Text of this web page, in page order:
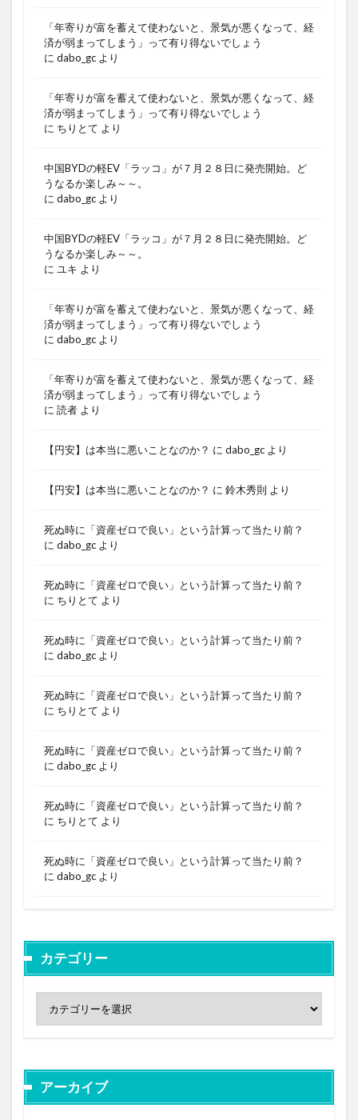
「年寄りが富を蓄えて使わないと、景気が悪くなって、経
済が弱まってしまう」って有り得ないでしょう
に dabo_gc より
「年寄りが富を蓄えて使わないと、景気が悪くなって、経
済が弱まってしまう」って有り得ないでしょう
に ちりとて より
中国BYDの軽EV「ラッコ」が７月２８日に発売開始。ど
うなるか楽しみ～～。
に dabo_gc より
中国BYDの軽EV「ラッコ」が７月２８日に発売開始。ど
うなるか楽しみ～～。
に ユキ より
「年寄りが富を蓄えて使わないと、景気が悪くなって、経
済が弱まってしまう」って有り得ないでしょう
に dabo_gc より
「年寄りが富を蓄えて使わないと、景気が悪くなって、経
済が弱まってしまう」って有り得ないでしょう
に 読者 より
【円安】は本当に悪いことなのか？ に dabo_gc より
【円安】は本当に悪いことなのか？ に 鈴木秀則 より
死ぬ時に「資産ゼロで良い」という計算って当たり前？
に dabo_gc より
死ぬ時に「資産ゼロで良い」という計算って当たり前？
に ちりとて より
死ぬ時に「資産ゼロで良い」という計算って当たり前？
に dabo_gc より
死ぬ時に「資産ゼロで良い」という計算って当たり前？
に ちりとて より
死ぬ時に「資産ゼロで良い」という計算って当たり前？
に dabo_gc より
死ぬ時に「資産ゼロで良い」という計算って当たり前？
に ちりとて より
死ぬ時に「資産ゼロで良い」という計算って当たり前？
に dabo_gc より
カテゴリー
アーカイブ